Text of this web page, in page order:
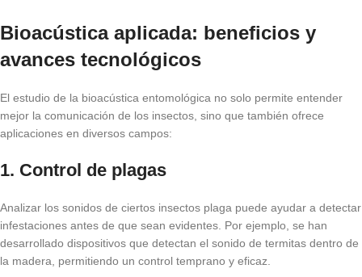
Bioacústica aplicada: beneficios y
avances tecnológicos
El estudio de la bioacústica entomológica no solo permite entender
mejor la comunicación de los insectos, sino que también ofrece
aplicaciones en diversos campos:
1. Control de plagas
Analizar los sonidos de ciertos insectos plaga puede ayudar a detectar
infestaciones antes de que sean evidentes. Por ejemplo, se han
desarrollado dispositivos que detectan el sonido de termitas dentro de
la madera, permitiendo un control temprano y eficaz.